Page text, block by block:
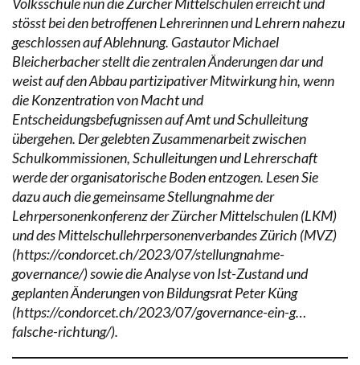
stösst bei den betroffenen Lehrerinnen und Lehrern nahezu
geschlossen auf Ablehnung. Gastautor Michael
Bleicherbacher stellt die zentralen Änderungen dar und
weist auf den Abbau partizipativer Mitwirkung hin, wenn
die Konzentration von Macht und
Entscheidungsbefugnissen auf Amt und Schulleitung
übergehen. Der gelebten Zusammenarbeit zwischen
Schulkommissionen, Schulleitungen und Lehrerschaft
werde der organisatorische Boden entzogen. Lesen Sie
dazu auch die gemeinsame Stellungnahme der
Lehrpersonenkonferenz der Zürcher Mittelschulen (LKM)
und des Mittelschullehrpersonenverbandes Zürich (MVZ)
(https://condorcet.ch/2023/07/stellungnahme-
governance/) sowie die Analyse von Ist-Zustand und
geplanten Änderungen von Bildungsrat Peter Küng
(https://condorcet.ch/2023/07/governance-ein-g…
falsche-richtung/).